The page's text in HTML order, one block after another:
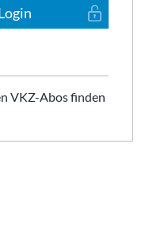
VKZ-Abos finden